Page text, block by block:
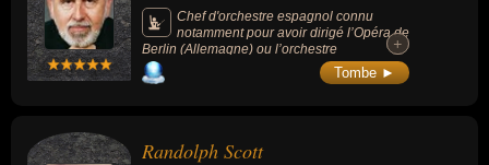
Chef d'orchestre espagnol connu
notamment pour avoir dirigé l’Opéra de
Berlin (Allemagne) ou l’orchestre
symphonique de Cincinnati (Ohio, USA).
+
+
Tombe ►
Randolph Scott